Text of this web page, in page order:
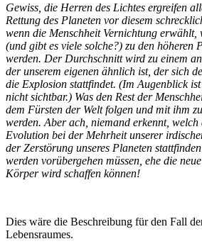
Gewiss, die Herren des Lichtes ergreifen
Rettung des Planeten vor diesem
wenn die Menschheit Ver­nichtung erwählt,
(und gibt es viele solche?) zu den höhe­ren
werden. Der Durchschnitt wird zu einem
der unserem eigenen ähnlich ist, der sich
die Explosion stattfindet. (Im Augenblick
nicht sichtbar.) Was den Rest der
dem Für­sten der Welt folgen und mit ihm
werden. Aber ach, nie­mand erkennt,
Evolution bei der Mehrheit unse­rer
der Zerstörung unseres Planeten
werden vorübergehen müssen, ehe die
Körper wird schaffen können!
Dies wäre die Beschreibung für den Fall
Lebensraumes.